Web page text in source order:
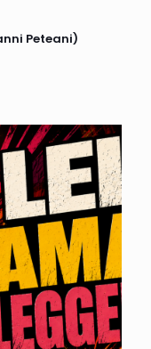
Peteani)